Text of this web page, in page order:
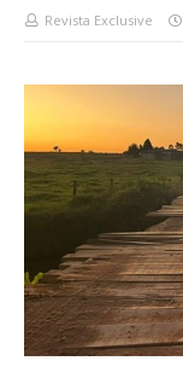
Revista Exclusive